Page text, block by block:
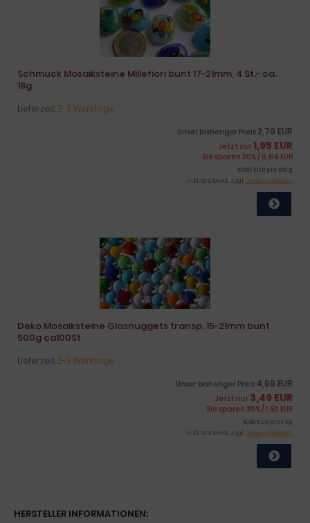
Schmuck Mosaiksteine Millefiori bunt 17-21mm, 4 St.- ca.
18g
Lieferzeit:2-3 Werktage
Unser bisheriger Preis 2,79 EUR
Jetzt nur1,95 EUR
Sie sparen 30% / 0,84 EUR
10,85 EUR pro 100 g
inkl. 19 % MwSt. zzgl.Versandkosten
Deko Mosaiksteine Glasnuggets transp. 15-21mm bunt
500g ca100St
Lieferzeit:2-3 Werktage
Unser bisheriger Preis 4,99 EUR
Jetzt nur 3,49 EUR
Sie sparen 30% / 1,50 EUR
6,99 EUR pro 1 kg
inkl. 19 % MwSt. zzgl.Versandkosten
HERSTELLER INFORMATIONEN: